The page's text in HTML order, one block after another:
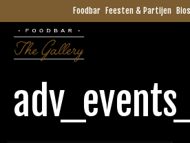
Foodbar Feesten & Partijen